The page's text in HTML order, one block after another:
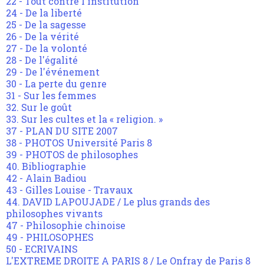
24 - De la liberté
25 - De la sagesse
26 - De la vérité
27 - De la volonté
28 - De l'égalité
29 - De l'événement
30 - La perte du genre
31 - Sur les femmes
32. Sur le goût
33. Sur les cultes et la « religion. »
37 - PLAN DU SITE 2007
38 - PHOTOS Université Paris 8
39 - PHOTOS de philosophes
40. Bibliographie
42 - Alain Badiou
43 - Gilles Louise - Travaux
44. DAVID LAPOUJADE / Le plus grands des
philosophes vivants
47 - Philosophie chinoise
49 - PHILOSOPHES
50 - ECRIVAINS
L'EXTREME DROITE A PARIS 8 / Le Onfray de Paris 8